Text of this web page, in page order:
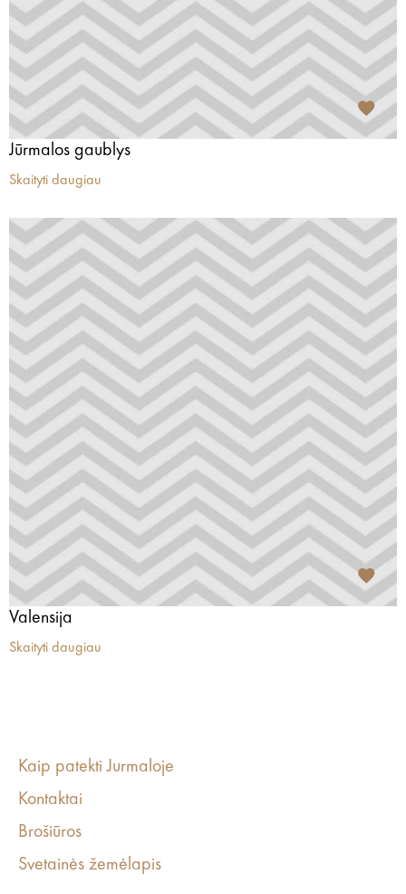
Jūrmalos gaublys
Skaityti daugiau
Valensija
Skaityti daugiau
Kaip patekti Jurmaloje
Kontaktai
Brošiūros
Svetainės žemėlapis